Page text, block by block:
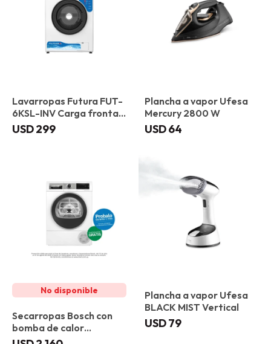
Lavarropas Futura FUT-
6KSL-INV Carga frontal
6 kg
USD299
Plancha a vapor Ufesa
Mercury 2800 W
USD64
Secarropas Bosch con
bomba de calor
WQG245D1ES 9 kg
Plancha a vapor Ufesa
BLACK MIST Vertical
USD79